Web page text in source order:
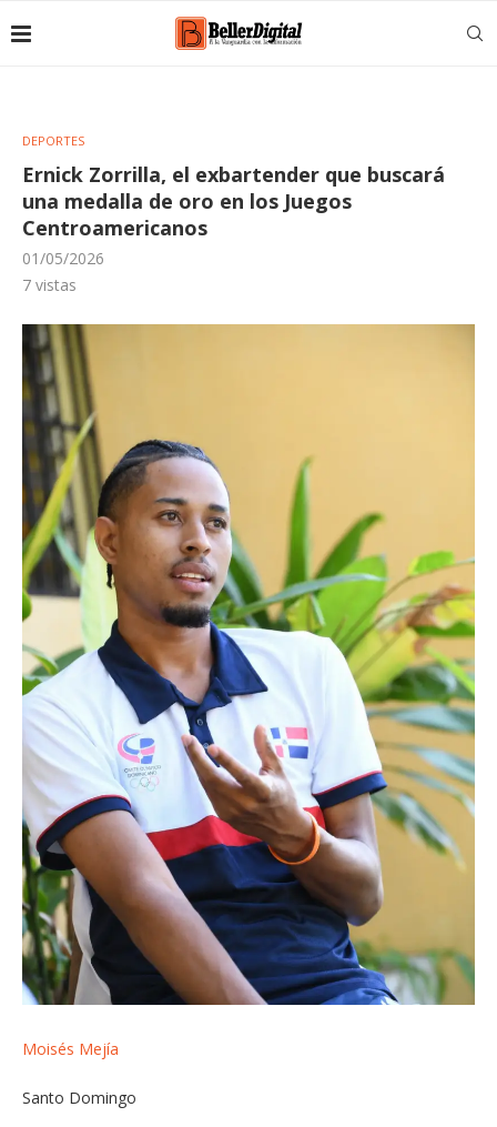
DEPORTES
Ernick Zorrilla, el exbartender que buscará
una medalla de oro en los Juegos
Centroamericanos
01/05/2026
7 vistas
Moisés Mejía
Santo Domingo